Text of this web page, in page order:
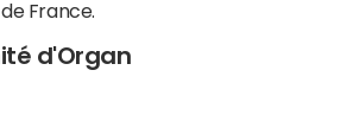
France.
d'Organ